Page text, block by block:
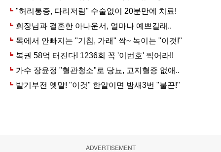
ADVERTISEMENT